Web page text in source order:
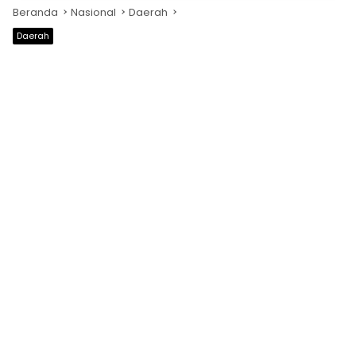
Beranda Nasional Daerah
Daerah